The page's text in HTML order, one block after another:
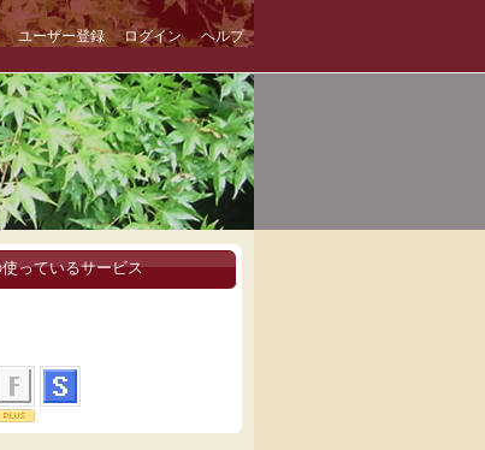
ユーザー登録 ログイン ヘルプ
っているサービス